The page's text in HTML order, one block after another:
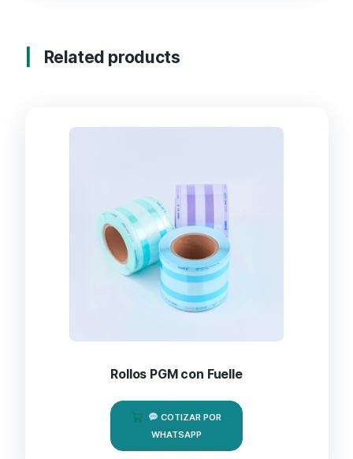
Related products
Rollos PGM con Fuelle
COTIZAR POR
WHATSAPP